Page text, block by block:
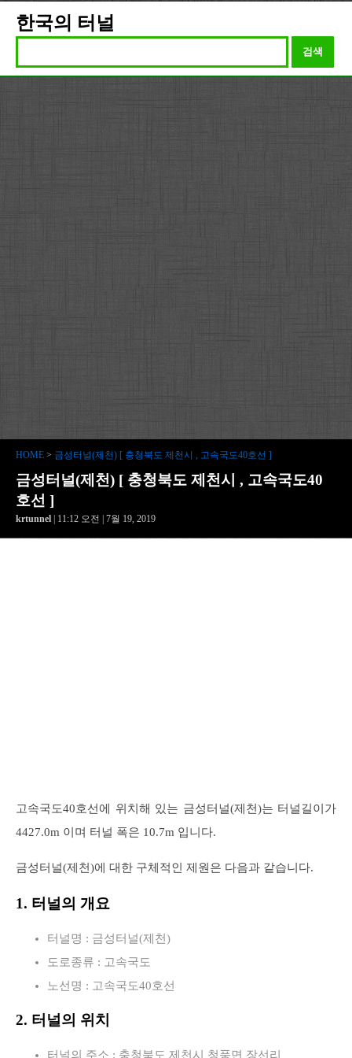
한국의 터널
검색
HOME > 금성터널(제천) [ 충청북도 제천시 , 고속국도40호선 ]
금성터널(제천) [ 충청북도 제천시 , 고속국도40
호선 ]
krtunnel | 11:12 오전 | 7월 19, 2019
고속국도40호선에 위치해 있는 금성터널(제천)는 터널길이가
4427.0m 이며 터널 폭은 10.7m 입니다.
금성터널(제천)에 대한 구체적인 제원은 다음과 같습니다.
1. 터널의 개요
터널명 : 금성터널(제천)
도로종류 : 고속국도
노선명 : 고속국도40호선
2. 터널의 위치
터널의 주소 : 충청북도 제천시 청풍면 장선리